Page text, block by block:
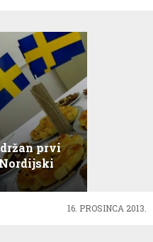
prvi
u
Zagrebu!
16. PROSINCA 2013.